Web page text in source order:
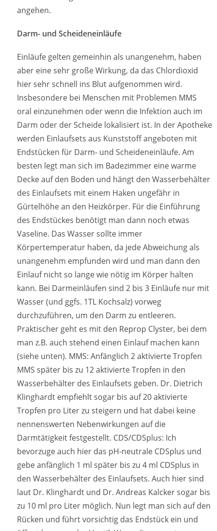
angehen.
Darm- und Scheideneinläufe
Einläufe gelten gemeinhin als unangenehm, haben
aber eine sehr große Wirkung, da das Chlordioxid
hier sehr schnell ins Blut aufgenommen wird.
Insbesondere bei Menschen mit Problemen MMS
oral einzunehmen oder wenn die Infektion auch im
Darm oder der Scheide lokalisiert ist. In der Apotheke
werden Einlaufsets aus Kunststoff angeboten mit
Endstücken für Darm- und Scheideneinläufe. Am
besten legt man sich im Badezimmer eine warme
Decke auf den Boden und hängt den Wasserbehälter
des Einlaufsets mit einem Haken ungefähr in
Gürtelhöhe an den Heizkörper. Für die Einführung
des Endstückes benötigt man dann noch etwas
Vaseline. Das Wasser sollte immer
Körpertemperatur haben, da jede Abweichung als
unangenehm empfunden wird und man dann den
Einlauf nicht so lange wie nötig im Körper halten
kann. Bei Darmeinläufen sind 2 bis 3 Einläufe nur mit
Wasser (und ggfs. 1TL Kochsalz) vorweg
durchzuführen, um den Darm zu entleeren.
Praktischer geht es mit den Reprop Clyster, bei dem
man z.B. auch stehend einen Einlauf machen kann
(siehe unten). MMS: Anfänglich 2 aktivierte Tropfen
MMS später bis zu 12 aktivierte Tropfen in den
Wasserbehälter des Einlaufsets geben. Dr. Dietrich
Klinghardt empfiehlt sogar bis auf 20 aktivierte
Tropfen pro Liter zu steigern und hat dabei keine
nennenswerten Nebenwirkungen auf die
Darmtätigkeit festgestellt. CDS/CDSplus: Ich
bevorzuge auch hier das pH-neutrale CDSplus und
gebe anfänglich 1 ml später bis zu 4 ml CDSplus in
den Wasserbehälter des Einlaufsets. Auch hier sind
laut Dr. Klinghardt und Dr. Andreas Kalcker sogar bis
zu 10 ml pro Liter möglich. Nun legt man sich auf den
Rücken und führt vorsichtig das Endstück ein und